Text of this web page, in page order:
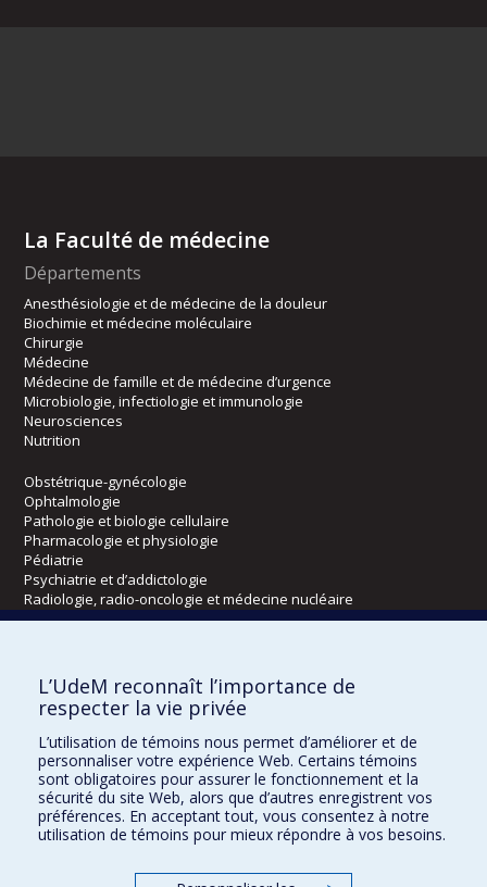
La Faculté de médecine
Départements
Anesthésiologie et de médecine de la douleur
Biochimie et médecine moléculaire
Chirurgie
Médecine
Médecine de famille et de médecine d’urgence
Microbiologie, infectiologie et immunologie
Neurosciences
Nutrition
Obstétrique-gynécologie
Ophtalmologie
Pathologie et biologie cellulaire
Pharmacologie et physiologie
Pédiatrie
Psychiatrie et d’addictologie
Radiologie, radio-oncologie et médecine nucléaire
Kinésiologie et des sciences de l’activité physique
Orthophonie et audiologie
Réadaptation
Directions
DPC
CPASS
L’UdeM reconnaît l’importance de
respecter la vie privée
L’utilisation de témoins nous permet d’améliorer et de
personnaliser votre expérience Web. Certains témoins
sont obligatoires pour assurer le fonctionnement et la
sécurité du site Web, alors que d’autres enregistrent vos
préférences. En acceptant tout, vous consentez à notre
utilisation de témoins pour mieux répondre à vos besoins.